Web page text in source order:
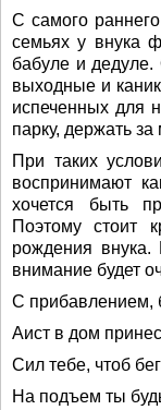
С самого
семьях у внука
бабуле и
выходные и
испеченных для
парку, держать
При таких
воспринимают
хочется быть
Поэтому стоит
рождения
внимание будет
С прибавлением,
Аист в дом
Сил тебе, чтоб
На подъем ты